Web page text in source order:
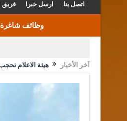
فريق ارسل خبرا اتصل بنا
وظائف شاغرة
آخر الأخبار هيئة الاعلام تحجب 12 موقعا أجنبيا تبث السموم وتهاجم الأردن ورموزه